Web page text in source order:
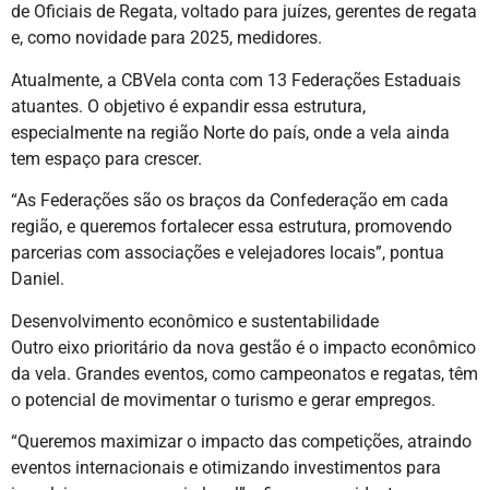
de Oficiais de Regata, voltado para juízes, gerentes de regata
e, como novidade para 2025, medidores.
Atualmente, a CBVela conta com 13 Federações Estaduais
atuantes. O objetivo é expandir essa estrutura,
especialmente na região Norte do país, onde a vela ainda
tem espaço para crescer.
“As Federações são os braços da Confederação em cada
região, e queremos fortalecer essa estrutura, promovendo
parcerias com associações e velejadores locais”, pontua
Daniel.
Desenvolvimento econômico e sustentabilidade
Outro eixo prioritário da nova gestão é o impacto econômico
da vela. Grandes eventos, como campeonatos e regatas, têm
o potencial de movimentar o turismo e gerar empregos.
“Queremos maximizar o impacto das competições, atraindo
eventos internacionais e otimizando investimentos para